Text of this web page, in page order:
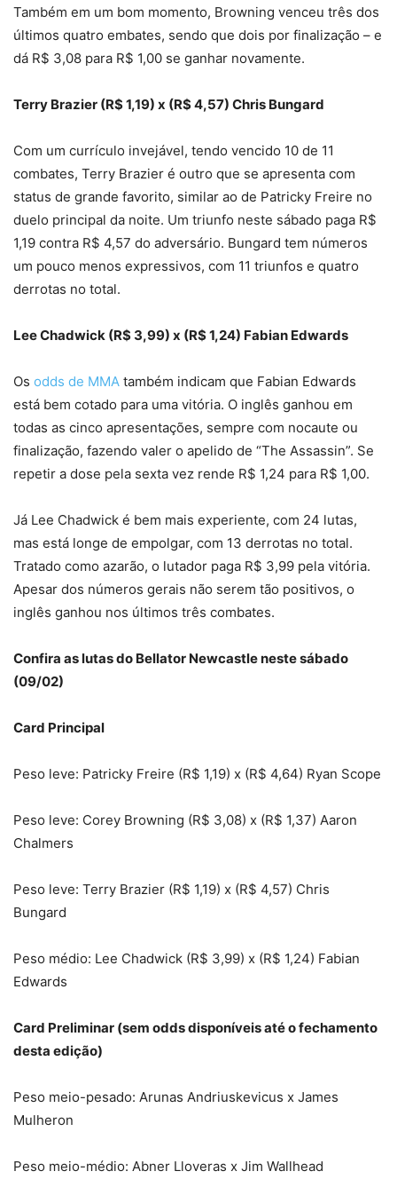
Também em um bom momento, Browning venceu três dos
últimos quatro embates, sendo que dois por finalização – e
dá R$ 3,08 para R$ 1,00 se ganhar novamente.
Terry Brazier (R$ 1,19) x (R$ 4,57) Chris Bungard
Com um currículo invejável, tendo vencido 10 de 11
combates, Terry Brazier é outro que se apresenta com
status de grande favorito, similar ao de Patricky Freire no
duelo principal da noite. Um triunfo neste sábado paga R$
1,19 contra R$ 4,57 do adversário. Bungard tem números
um pouco menos expressivos, com 11 triunfos e quatro
derrotas no total.
Lee Chadwick (R$ 3,99) x (R$ 1,24) Fabian Edwards
Os odds de MMA também indicam que Fabian Edwards
está bem cotado para uma vitória. O inglês ganhou em
todas as cinco apresentações, sempre com nocaute ou
finalização, fazendo valer o apelido de “The Assassin”. Se
repetir a dose pela sexta vez rende R$ 1,24 para R$ 1,00.
Já Lee Chadwick é bem mais experiente, com 24 lutas,
mas está longe de empolgar, com 13 derrotas no total.
Tratado como azarão, o lutador paga R$ 3,99 pela vitória.
Apesar dos números gerais não serem tão positivos, o
inglês ganhou nos últimos três combates.
Confira as lutas do Bellator Newcastle neste sábado
(09/02)
Card Principal
Peso leve: Patricky Freire (R$ 1,19) x (R$ 4,64) Ryan Scope
Peso leve: Corey Browning (R$ 3,08) x (R$ 1,37) Aaron
Chalmers
Peso leve: Terry Brazier (R$ 1,19) x (R$ 4,57) Chris
Bungard
Peso médio: Lee Chadwick (R$ 3,99) x (R$ 1,24) Fabian
Edwards
Card Preliminar (sem odds disponíveis até o fechamento
desta edição)
Peso meio-pesado: Arunas Andriuskevicus x James
Mulheron
Peso meio-médio: Abner Lloveras x Jim Wallhead